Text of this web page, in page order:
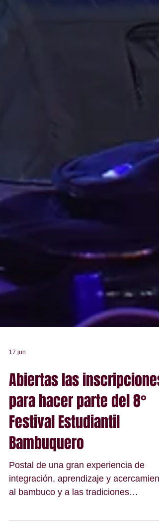
Abiertas las inscripciones
para hacer parte del 8°
Festival Estudiantil
Bambuquero
Postal de una gran experiencia de
integración, aprendizaje y
musicales de la región.